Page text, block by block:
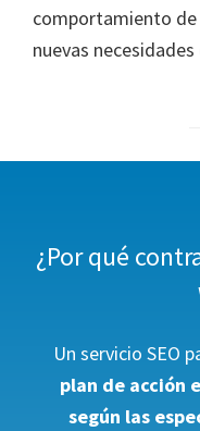
comportamiento de
nuevas
¿Por qué
Un servicio SEO
plan de acción
según las